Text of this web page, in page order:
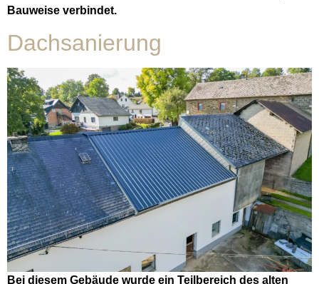
Bauweise verbindet.
Dachsanierung
Bei diesem Gebäude wurde ein Teilbereich des alten